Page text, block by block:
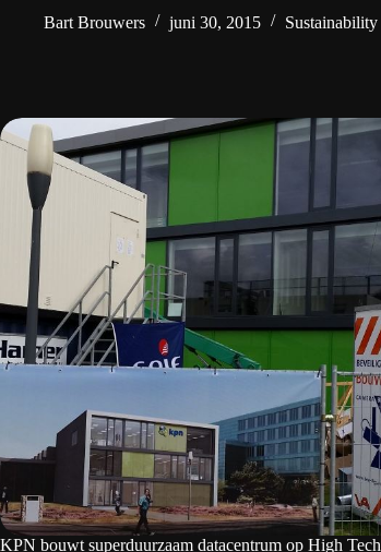
Bart Brouwers
juni 30, 2015 Sustainability
KPN bouwt superduurzaam datacentrum op High Tech